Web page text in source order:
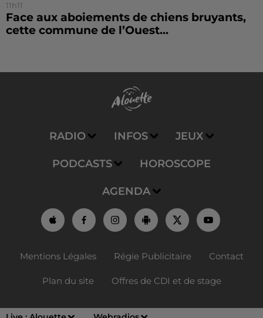
11h11
Face aux aboiements de chiens bruyants,
cette commune de l’Ouest...
RADIO INFOS JEUX
PODCASTS HOROSCOPE
AGENDA
Mentions Légales Régie Publicitaire Contact
Plan du site Offres de CDI et de stage